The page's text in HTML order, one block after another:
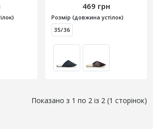
469 грн
Розмір (довжина устілок)
35/36
Показано з 1 по 2 із 2 (1 сторінок)